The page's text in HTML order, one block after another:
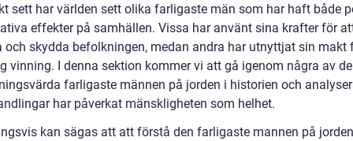
sett har världen sett olika farligaste män som har haft både
effekter på samhällen. Vissa har använt sina krafter för
och skydda befolkningen, medan andra har utnyttjat sin makt
vinning. I denna sektion kommer vi att gå igenom några av
farligaste männen på jorden i historien och
har påverkat mänskligheten som helhet.
kan sägas att att förstå den farligaste mannen på